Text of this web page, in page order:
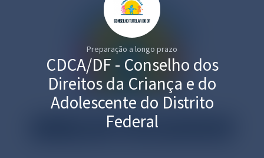
Graduação
Preparação a longo prazo
CDCA/DF - Conselho dos
Direitos da Criança e do
Adolescente do Distrito
Federal